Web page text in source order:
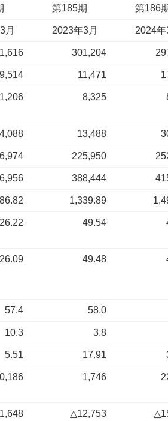
第185期 第186
月 2023年3月 2024年
301,204
11,471
8,325
13,488
225,950
388,444
1,339.89
49.54
49.48
57.4 58.0
10.3 3.8
5.51 17.91
1,746
△12,753